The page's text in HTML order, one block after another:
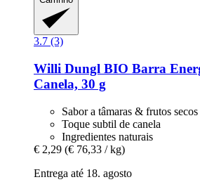
3.7 (3)
Willi Dungl BIO Barra
Canela, 30 g
Sabor a tâmaras & frutos secos
Toque subtil de canela
Ingredientes naturais
€ 2,29 (€ 76,33 / kg)
Entrega até 18. agosto